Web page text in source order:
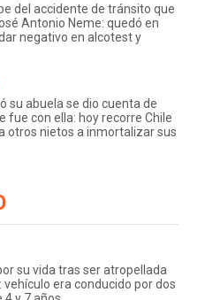
del accidente de tránsito que
Antonio Neme: quedó en
negativo en alcotest y
su abuela se dio cuenta de
fue con ella: hoy recorre Chile
otros nietos a inmortalizar sus
su vida tras ser atropellada
vehículo era conducido por dos